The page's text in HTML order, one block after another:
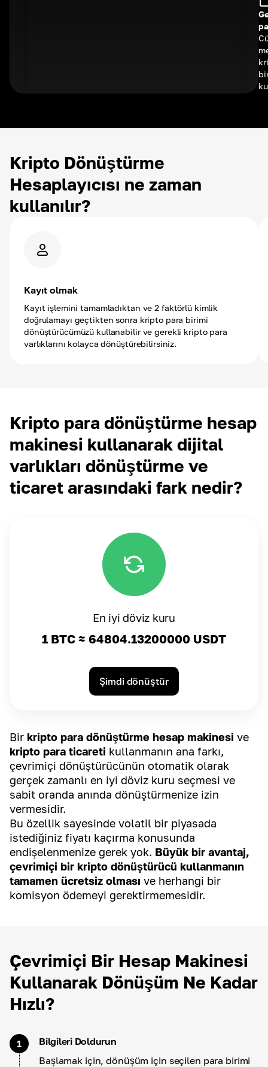
Kripto Dönüştürme
Hesaplayıcısı ne zaman
kullanılır?
Kayıt olmak
Kayıt işlemini tamamladıktan ve 2 faktörlü kimlik
doğrulamayı geçtikten sonra kripto para birimi
dönüştürücümüzü kullanabilir ve gerekli kripto para
varlıklarını kolayca dönüştürebilirsiniz.
Kripto para dönüştürme hesap
makinesi kullanarak dijital
varlıkları dönüştürme ve
ticaret arasındaki fark nedir?
En iyi döviz kuru
1 BTC ≈ 64804.13200000 USDT
Şimdi dönüştür
Bir kripto para dönüştürme hesap makinesi ve
kripto para ticareti kullanmanın ana farkı,
çevrimiçi dönüştürücünün otomatik olarak
gerçek zamanlı en iyi döviz kuru seçmesi ve
sabit oranda anında dönüştürmenize izin
vermesidir.
Bu özellik sayesinde volatil bir piyasada
istediğiniz fiyatı kaçırma konusunda
endişelenmenize gerek yok. Büyük bir avantaj,
çevrimiçi bir kripto dönüştürücü kullanmanın
tamamen ücretsiz olması ve herhangi bir
komisyon ödemeyi gerektirmemesidir.
Çevrimiçi Bir Hesap Makinesi
Kullanarak Dönüşüm Ne Kadar
Hızlı?
1
Bilgileri Doldurun
Başlamak için, dönüşüm için seçilen para birimi